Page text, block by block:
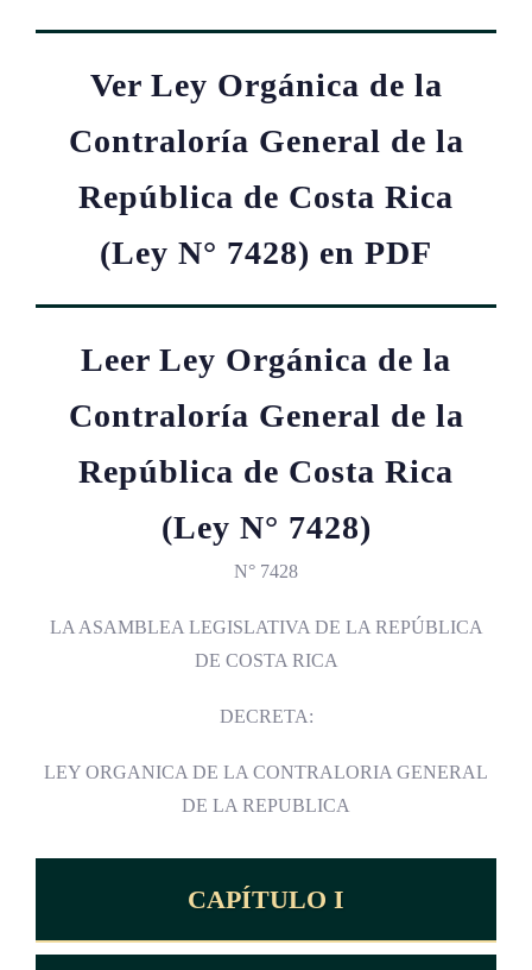
Ver Ley Orgánica de la
Contraloría General de la
República de Costa Rica
(Ley N° 7428) en PDF
Leer Ley Orgánica de la
Contraloría General de la
República de Costa Rica
(Ley N° 7428)
N° 7428
LA ASAMBLEA LEGISLATIVA DE LA REPÚBLICA
DE COSTA RICA
DECRETA:
LEY ORGANICA DE LA CONTRALORIA GENERAL
DE LA REPUBLICA
CAPÍTULO I